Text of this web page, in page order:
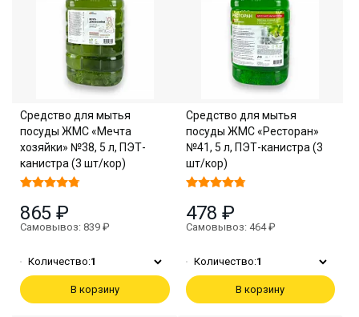
Средство для мытья
посуды ЖМС «Мечта
хозяйки» №38, 5 л, ПЭТ-
канистра (3 шт/кор)
865 ₽
Самовывоз: 839 ₽
Количество:1
В корзину
Средство для мытья
посуды ЖМС «Ресторан»
№41, 5 л, ПЭТ-канистра (3
шт/кор)
478 ₽
Самовывоз: 464 ₽
Количество:1
В корзину